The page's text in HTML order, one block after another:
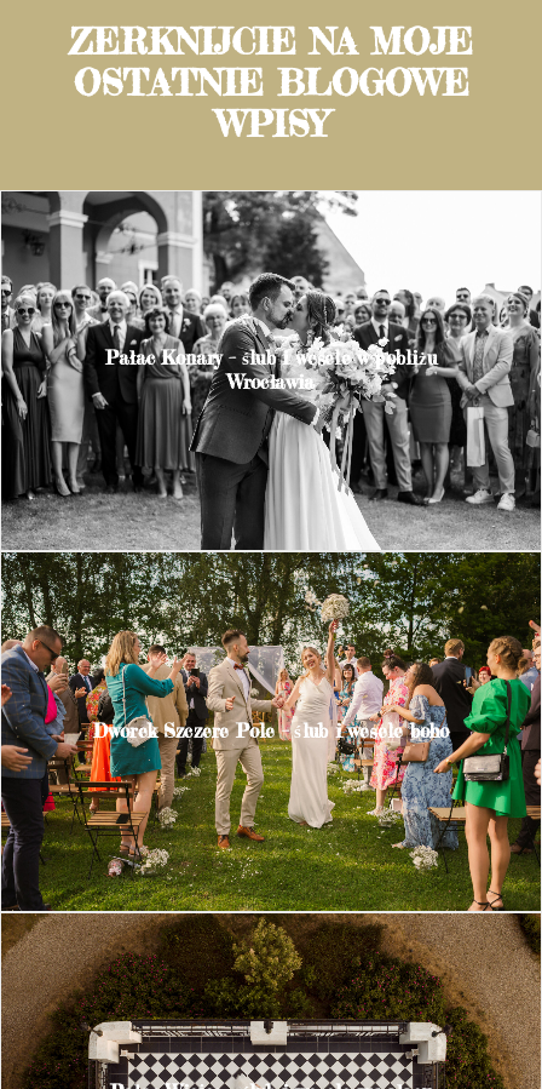
ZERKNIJCIE NA MOJE
OSTATNIE BLOGOWE
WPISY
Pałac Konary – ślub i wesele w pobliżu
Wrocławia
Dworek Szczere Pole – ślub i wesele boho